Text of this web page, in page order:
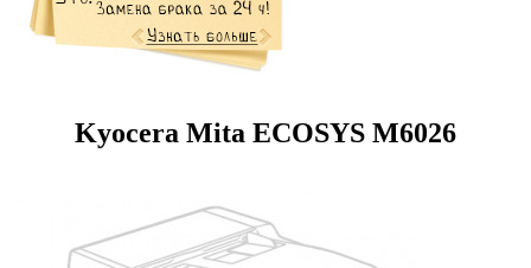
Kyocera Mita ECOSYS M6026